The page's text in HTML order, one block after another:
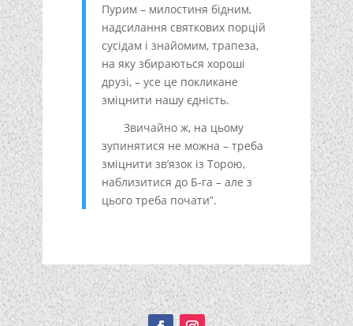
Пурим – милостиня бідним,
надсилання святкових порцій
сусідам і знайомим, трапеза,
на яку збираються хороші
друзі, – усе це покликане
зміцнити нашу єдність.
Звичайно ж, на цьому
зупинятися не можна – треба
зміцнити зв’язок із Торою,
наблизитися до Б-га – але з
цього треба почати”.
Подписывайтесь!